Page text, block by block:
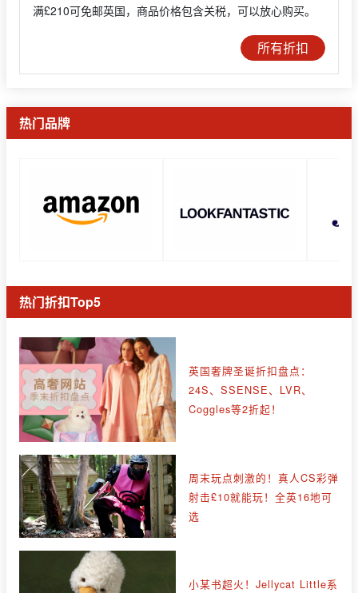
满£210可免邮英国，商品价格包含关税，可以放心购买。
所有折扣
热门品牌
热门折扣Top5
英国奢牌圣诞折扣盘点：
24S、SSENSE、LVR、
Coggles等2折起！
周末玩点刺激的！真人CS彩弹
射击£10就能玩！全英16地可
选
小某书超火！Jellycat Little系